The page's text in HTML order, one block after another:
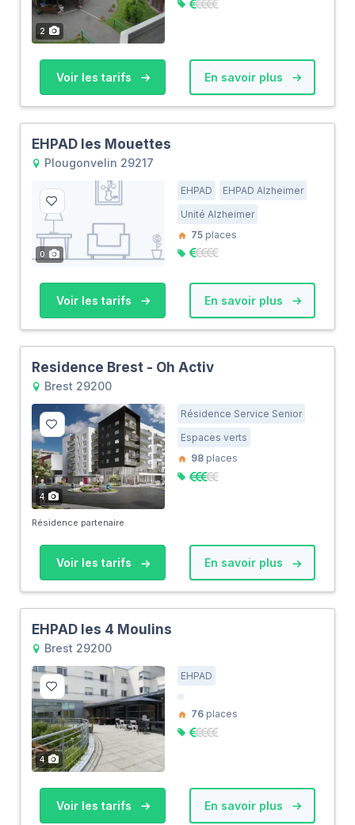
2
Voir les tarifs En savoir plus
EHPAD les Mouettes
Plougonvelin 29217
0
EHPAD
EHPAD Alzheimer
Unité Alzheimer
75 places
Voir les tarifs En savoir plus
Residence Brest - Oh Activ
Brest 29200
4
Résidence Service Senior
Espaces verts
98 places
Résidence partenaire
Voir les tarifs En savoir plus
EHPAD les 4 Moulins
Brest 29200
4
EHPAD
76 places
Voir les tarifs En savoir plus